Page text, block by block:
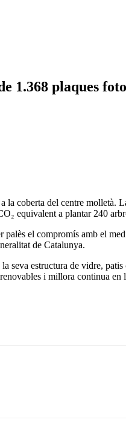
1.368 plaques
coberta del centre molletà.
equivalent a plantar 240
palès el compromís amb el
de Catalunya.
seva estructura de vidre,
i millora continua en